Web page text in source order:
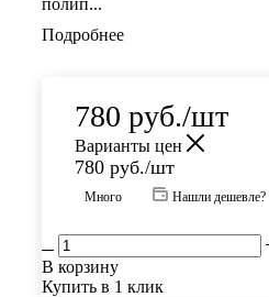
Подробнее
780 руб./шт
Варианты цен
780 руб./шт
Много Нашли дешевле?
В корзину
Купить в 1 клик